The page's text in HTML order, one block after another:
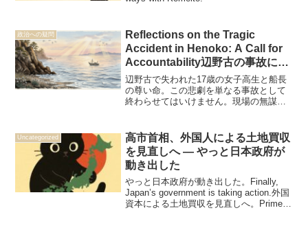
政治への疑問
Reflections on the Tragic
Accident in Henoko: A Call for
Accountability辺野古の事故に寄
せて
辺野古で失われた17歳の女子高生と船長
の尊い命。この悲劇を単なる事故として
終わらせてはいけません。現場の無謀な
ず、命の重みと責任の所在を問い直すべ
きではないでしょうか。The tragic loss
of a 17-year-old high school student and a
captain in Henoko must not be forgotten.
This incident raises grave questions
about the recklessness of such activities
and the responsibility of the educational
institutions involved. We must honor the
Uncategorized
高市首相、外国人による土地買収
を見直しへ ― やっと日本政府が
動き出した
やっと日本政府が動き出した。Finally,
Japan’s government is taking action.外国
資本による土地買収を見直しへ。Prime